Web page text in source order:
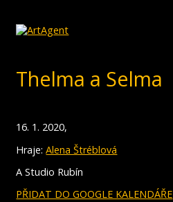
Thelma a Selma
16. 1. 2020,
Hraje:Alena Štréblová
A Studio Rubín
PŘIDAT DO GOOGLE KALENDÁŘE